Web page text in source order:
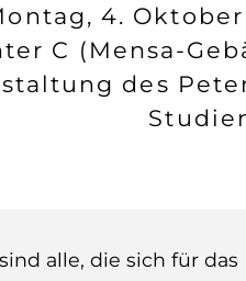
4.
C (Mensa-
des
alle, die sich für